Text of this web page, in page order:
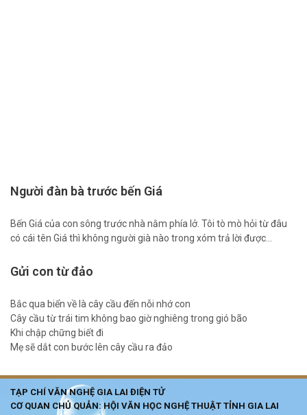
Người đàn bà trước bến Giá
Bến Giá của con sông trước nhà nằm phía lở. Tôi tò mò hỏi từ đâu
có cái tên Giá thì không người già nào trong xóm trả lời được…
Gửi con từ đảo
Bắc qua biển về là cây cầu đến nỗi nhớ con
Cây cầu từ trái tim không bao giờ nghiêng trong gió bão
Khi chập chững biết đi
Mẹ sẽ dắt con bước lên cây cầu ra đảo
TẠP CHÍ VĂN NGHỆ GIA LAI ĐIỆN TỬ
CƠ QUAN CHỦ QUẢN: HỘI VĂN HỌC NGHỆ THUẬT TỈNH GIA LAI